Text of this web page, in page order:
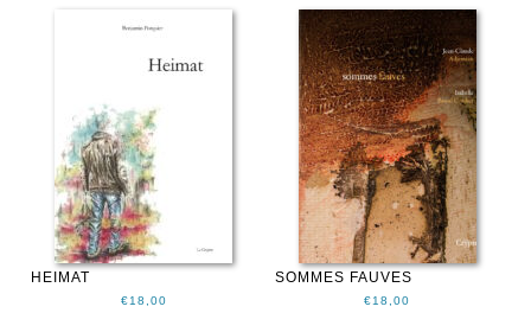
HEIMAT
€18,00
SOMMES FAUVES
€18,00